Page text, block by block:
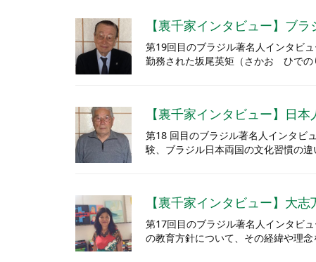
【裏千家インタビュー】ブ
第19回目のブラジル著名人インタビ
勤務された坂尾英矩（さかお ひで
【裏千家インタビュー】日
第18 回目のブラジル著名人インタビ
験、ブラジル日本両国の文化習慣の
【裏千家インタビュー】大
第17回目のブラジル著名人インタビ
の教育方針について、その経緯や理